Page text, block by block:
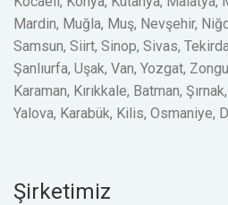
Mardin, Muğla, Muş, Nevşehir,
Samsun, Siirt, Sinop, Sivas,
Şanlıurfa, Uşak, Van, Yozgat,
Karaman, Kırıkkale, Batman,
Yalova, Karabük, Kilis, Osmaniye,
Şirketimiz